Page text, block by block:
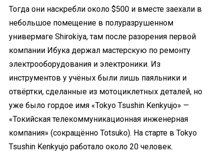
Тогда они наскребли около $500 и вместе заехали в
небольшое помещение в полуразрушенном
универмаге Shirokiya, там после разорения первой
компании Ибука держал мастерскую по ремонту
электрооборудования и электроники. Из
инструментов у учёных были лишь паяльники и
отвёртки, сделанные из мотоциклетных деталей, но
уже было гордое имя «Tokyo Tsushin Kenkyujo» —
«Токийская телекоммуникационная инженерная
компания» (сокращённо Totsuko). На старте в Tokyo
Tsushin Kenkyujo работало около 20 человек.